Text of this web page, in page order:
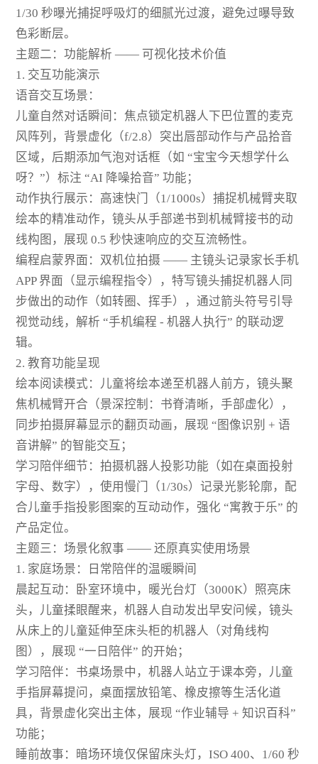
1/30 秒曝光捕捉呼吸灯的细腻光过渡，避免过曝导致
色彩断层。
主题二：功能解析 —— 可视化技术价值
1. 交互功能演示
语音交互场景：
儿童自然对话瞬间：焦点锁定机器人下巴位置的麦克
风阵列，背景虚化（f/2.8）突出唇部动作与产品拾音
区域，后期添加气泡对话框（如 “宝宝今天想学什么
呀？”）标注 “AI 降噪拾音” 功能；
动作执行展示：高速快门（1/1000s）捕捉机械臂夹取
绘本的精准动作，镜头从手部递书到机械臂接书的动
线构图，展现 0.5 秒快速响应的交互流畅性。
编程启蒙界面：双机位拍摄 —— 主镜头记录家长手机
APP 界面（显示编程指令），特写镜头捕捉机器人同
步做出的动作（如转圈、挥手），通过箭头符号引导
视觉动线，解析 “手机编程 - 机器人执行” 的联动逻
辑。
2. 教育功能呈现
绘本阅读模式：儿童将绘本递至机器人前方，镜头聚
焦机械臂开合（景深控制：书脊清晰，手部虚化），
同步拍摄屏幕显示的翻页动画，展现 “图像识别 + 语
音讲解” 的智能交互；
学习陪伴细节：拍摄机器人投影功能（如在桌面投射
字母、数字），使用慢门（1/30s）记录光影轮廓，配
合儿童手指投影图案的互动动作，强化 “寓教于乐” 的
产品定位。
主题三：场景化叙事 —— 还原真实使用场景
1. 家庭场景：日常陪伴的温暖瞬间
晨起互动：卧室环境中，暖光台灯（3000K）照亮床
头，儿童揉眼醒来，机器人自动发出早安问候，镜头
从床上的儿童延伸至床头柜的机器人（对角线构
图），展现 “一日陪伴” 的开始；
学习陪伴：书桌场景中，机器人站立于课本旁，儿童
手指屏幕提问，桌面摆放铅笔、橡皮擦等生活化道
具，背景虚化突出主体，展现 “作业辅导 + 知识百科”
功能；
睡前故事：暗场环境仅保留床头灯，ISO 400、1/60 秒